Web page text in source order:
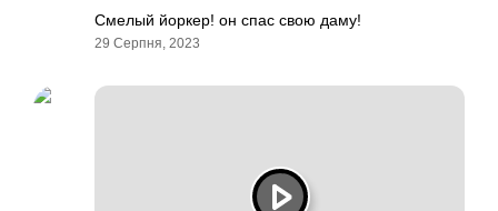
Смелый йоркер! он спас свою даму!
29 Серпня, 2023